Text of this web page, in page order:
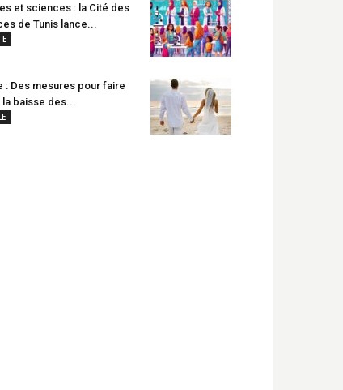
et sciences : la Cité des
de Tunis lance...
: Des mesures pour faire
baisse des...